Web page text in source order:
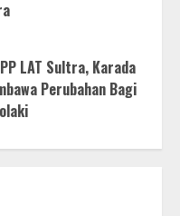
LAT Sultra, Karada
Perubahan Bagi